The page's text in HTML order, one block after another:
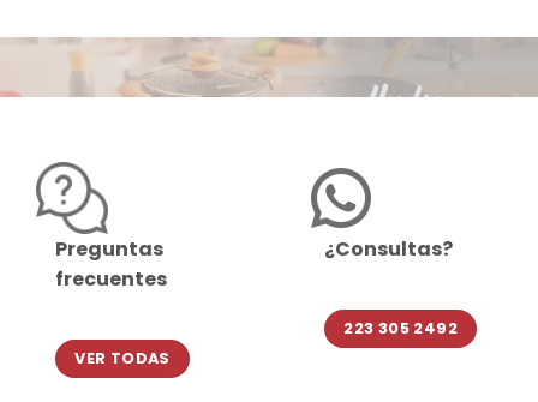
Preguntas
frecuentes
VER TODAS
¿Consultas?
223 305 2492